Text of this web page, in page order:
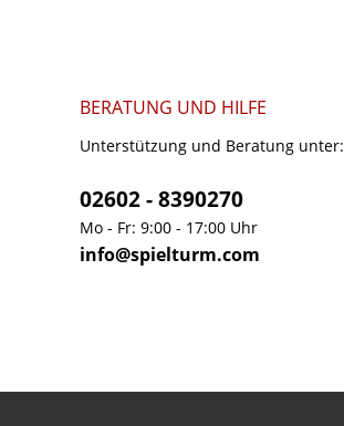
BERATUNG UND HILFE
Unterstützung und Beratung unter:
02602 - 8390270
Mo - Fr: 9:00 - 17:00 Uhr
info@spielturm.com